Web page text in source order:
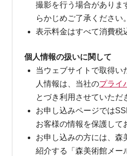
撮影を行う場合がありま
らかじめご了承ください。
表示料金はすべて消費税
個人情報の扱いに関して
当ウェブサイトで取得い
人情報は、当社のプライ
とづき利用させていただ
お申し込みページでは
お客様の情報を保護して
お申し込みの方には、森
紹介する「森美術館メー